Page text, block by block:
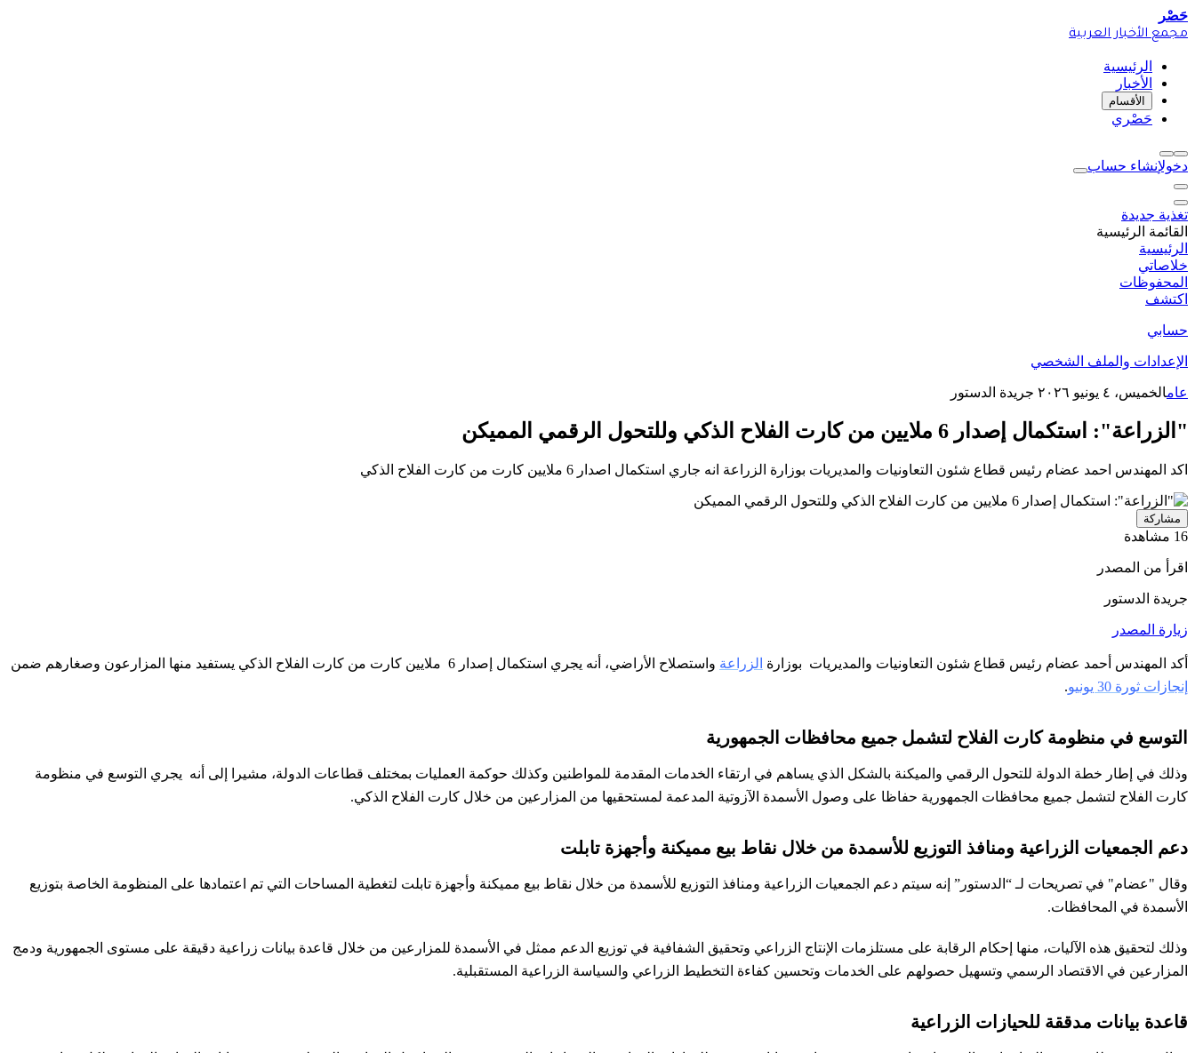
حَصْر
مجمع الأخبار العربية
الرئيسية
الأخبار
الأقسام
حَصْري
دخولإنشاء حساب
تغذية جديدة
القائمة الرئيسية
الرئيسية
خلاصاتي
المحفوظات
اكتشف
حسابي
الإعدادات والملف الشخصي
عامالخميس، ٤ يونيو ٢٠٢٦ جريدة الدستور
"الزراعة": استكمال إصدار 6 ملايين من كارت الفلاح الذكي وللتحول الرقمي المميكن
اكد المهندس احمد عضام رئيس قطاع شئون التعاونيات والمديريات بوزارة الزراعة انه جاري استكمال اصدار 6 ملايين كارت من كارت الفلاح الذكي
مشاركة
16 مشاهدة
اقرأ من المصدر
جريدة الدستور
زيارة المصدر
أكد المهندس أحمد عضام رئيس قطاع شئون التعاونيات والمديريات بوزارة الزراعة واستصلاح الأراضي، أنه يجري استكمال إصدار 6 ملايين كارت من كارت الفلاح الذكي يستفيد منها المزارعون وصغارهم ضمن
إنجازات ثورة 30 يونيو
.
التوسع في منظومة كارت الفلاح لتشمل جميع محافظات الجمهورية
وذلك في إطار خطة الدولة للتحول الرقمي والميكنة بالشكل الذي يساهم في ارتقاء الخدمات المقدمة للمواطنين وكذلك حوكمة العمليات بمختلف قطاعات الدولة، مشيرا إلى أنه يجري التوسع في منظومة
كارت الفلاح لتشمل جميع محافظات الجمهورية حفاظا على وصول الأسمدة الآزوتية المدعمة لمستحقيها من المزارعين من خلال كارت الفلاح الذكي.
دعم الجمعيات الزراعية ومنافذ التوزيع للأسمدة من خلال نقاط بيع مميكنة وأجهزة تابلت
وقال "عضام" في تصريحات لـ “الدستور” إنه سيتم دعم الجمعيات الزراعية ومنافذ التوزيع للأسمدة من خلال نقاط بيع مميكنة وأجهزة تابلت لتغطية المساحات التي تم اعتمادها على المنظومة الخاصة بتوزيع
الأسمدة في المحافظات.
وذلك لتحقيق هذه الآليات، منها إحكام الرقابة على مستلزمات الإنتاج الزراعي وتحقيق الشفافية في توزيع الدعم ممثل في الأسمدة للمزارعين من خلال قاعدة بيانات زراعية دقيقة على مستوى الجمهورية ودمج
المزارعين في الاقتصاد الرسمي وتسهيل حصولهم على الخدمات وتحسين كفاءة التخطيط الزراعي والسياسة الزراعية المستقبلية.
قاعدة بيانات مدققة للحيازات الزراعية